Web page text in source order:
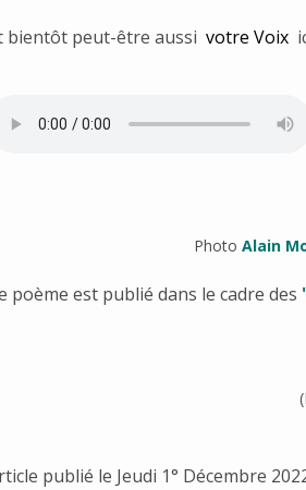
bientôt peut-être aussi votre Voix
Photo Alain
poème est publié dans le cadre des
publié le Jeudi 1° Décembre